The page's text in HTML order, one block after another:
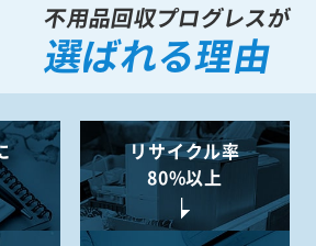
不用品回収プログレスが
選ばれる理由
リサイクル率
80%以上